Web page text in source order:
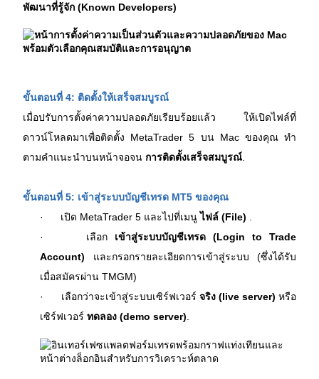
พัฒนาที่รู้จัก (Known Developers)
ขั้นตอนที่ 4: ติดตั้งให้เสร็จสมบูรณ์
เมื่อปรับการตั้งค่าความปลอดภัยเรียบร้อยแล้ว ให้เปิดไฟล์ที่
ดาวน์โหลดมาเพื่อติดตั้ง MetaTrader 5 บน Mac ของคุณ ทำ
ตามคำแนะนำบนหน้าจอจน การติดตั้งเสร็จสมบูรณ์
ขั้นตอนที่ 5: เข้าสู่ระบบบัญชีเทรด MT5 ของคุณ
·
เปิด MetaTrader 5 และไปที่เมนู ไฟล์ (File)
·
เลือก เข้าสู่ระบบบัญชีเทรด (Login to Trade
Account) และกรอกรายละเอียดการเข้าสู่ระบบ (ซึ่งได้รับ
เมื่อสมัครผ่าน TMGM)
·
เลือกว่าจะเข้าสู่ระบบเซิร์ฟเวอร์ จริง (live server) หรือ
เซิร์ฟเวอร์ ทดลอง (demo server)